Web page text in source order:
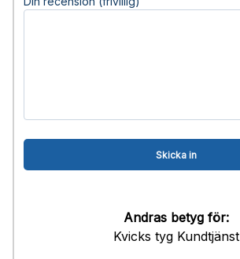
Andras betyg för:
Kvicks tyg Kundtjänst